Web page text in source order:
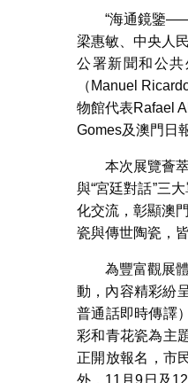
“海通鏡鑒
梁惠敏、中央人
公署新聞和公
（Manuel
物館代表Rafael
Gomes及澳門日
本次展覽薈
與“宮廷對話”三
化交流，彰顯澳
瓷與傳世陶瓷，
為豐富觀展
動，內容精彩紛
普通話即時傳譯
彩和青花瓷為主
正開放報名，市
外，11月9日及